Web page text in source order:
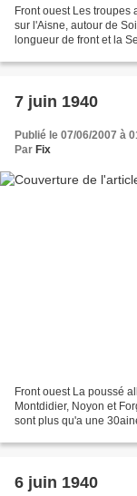
Front ouest Les troupes
sur l'Aisne, autour de
longueur de front et la
7 juin 1940
Publié le 07/06/2007 à
Par Fix
Front ouest La poussé
Montdidier, Noyon et
sont plus qu'a une
6 juin 1940